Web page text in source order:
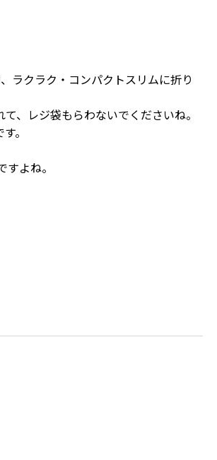
ラクラク・コンパクトスリムに折り
、レジ袋もらわないでくださいね。
。
よね。